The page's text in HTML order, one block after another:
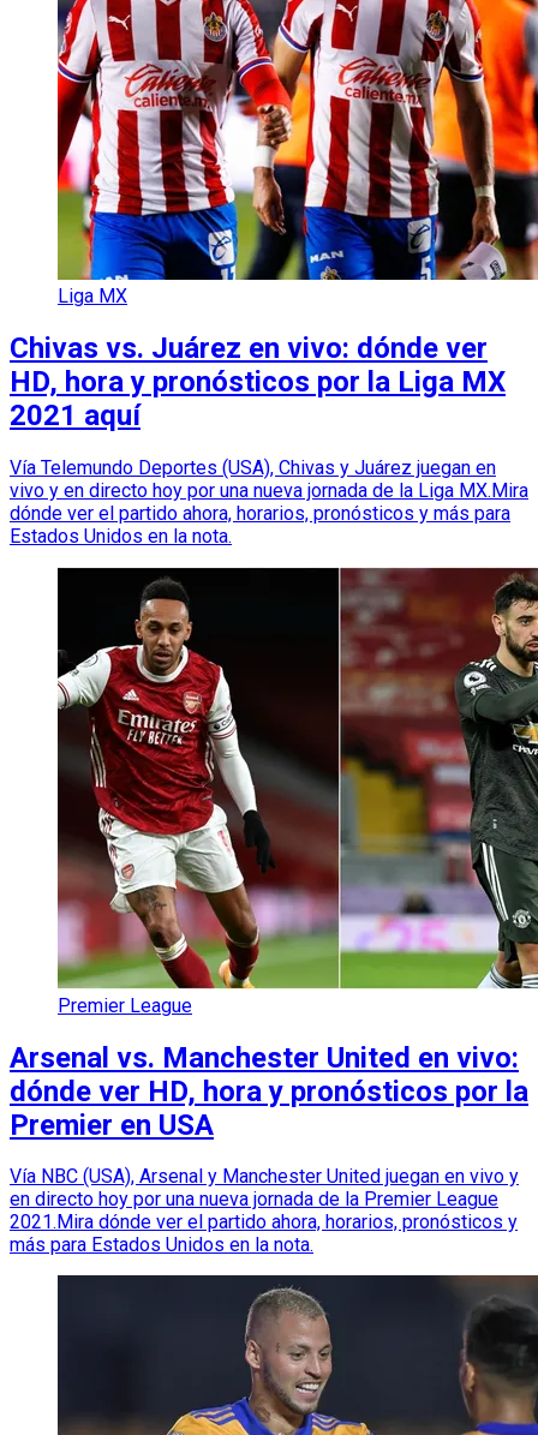
Liga MX
Chivas vs. Juárez en vivo: dónde ver
HD, hora y pronósticos por la Liga MX
2021 aquí
Vía Telemundo Deportes (USA), Chivas y Juárez juegan en
vivo y en directo hoy por una nueva jornada de la Liga MX.Mira
dónde ver el partido ahora, horarios, pronósticos y más para
Estados Unidos en la nota.
Premier League
Arsenal vs. Manchester United en vivo:
dónde ver HD, hora y pronósticos por la
Premier en USA
Vía NBC (USA), Arsenal y Manchester United juegan en vivo y
en directo hoy por una nueva jornada de la Premier League
2021.Mira dónde ver el partido ahora, horarios, pronósticos y
más para Estados Unidos en la nota.